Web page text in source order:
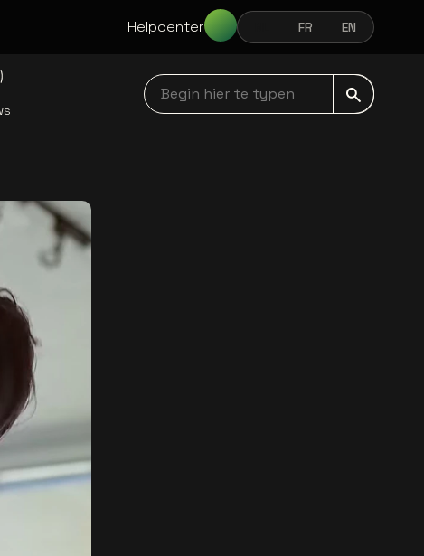
Helpcenter NEDERLANDSFRANÇAIS
FR ENGLISH
EN
Begin hier te typen navbar